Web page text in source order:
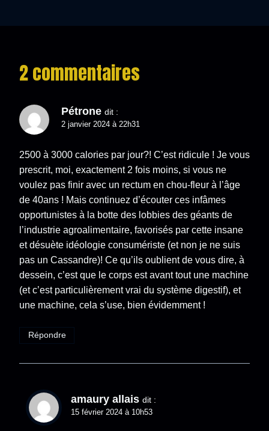
2 commentaires
Pétrone dit :
2 janvier 2024 à 22h31
2500 à 3000 calories par jour?! C’est ridicule ! Je vous
prescrit, moi, exactement 2 fois moins, si vous ne
voulez pas finir avec un rectum en chou-fleur à l’âge
de 40ans ! Mais continuez d’écouter ces infâmes
opportunistes à la botte des lobbies des géants de
l’industrie agroalimentaire, favorisés par cette insane
et désuète idéologie consumériste (et non je ne suis
pas un Cassandre)! Ce qu’ils oublient de vous dire, à
dessein, c’est que le corps est avant tout une machine
(et c’est particulièrement vrai du système digestif), et
une machine, cela s’use, bien évidemment !
Répondre
amaury allais dit :
15 février 2024 à 10h53